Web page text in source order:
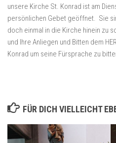
unsere Kirche St. Konrad ist am
persönlichen Gebet geöffnet. Sie
doch einmal in die Kirche hinein zu
und Ihre Anliegen und Bitten dem
Konrad um seine Fürsprache zu
FÜR DICH VIELLEICHT